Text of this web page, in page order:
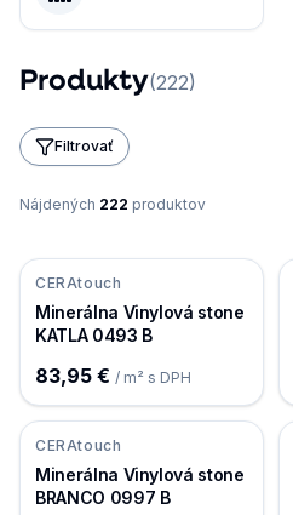
Produkty(222)
Filtrovať
Nájdených 222 produktov
CERAtouch
Minerálna Vinylová stone
KATLA 0493 B
83,95 € / m² s DPH
CERAtouch
Minerálna Vinylová stone
BRANCO 0997 B